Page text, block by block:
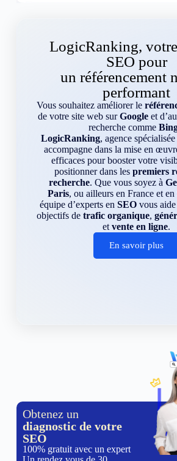
LogicRanking,
SEO pour
un référencement
performant
Vous souhaitez améliorer le
de votre site web surGoogle et
recherche comme
LogicRanking, agence
accompagne dans la mise en
efficaces pour booster votre
positionner dans lespremiers
recherche. Que vous soyez à
Paris, ou ailleurs en France et en
équipe d’experts en SEOvous aide
objectifs detrafic organique,
etvente en ligne.
En savoir plus
Obtenez un
diagnostic de votre
SEO
100% gratuit avec un expert